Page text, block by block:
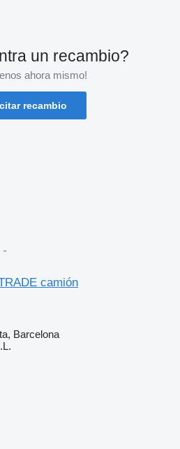
un recambio?
ahora mismo!
recambio
camión
Barcelona